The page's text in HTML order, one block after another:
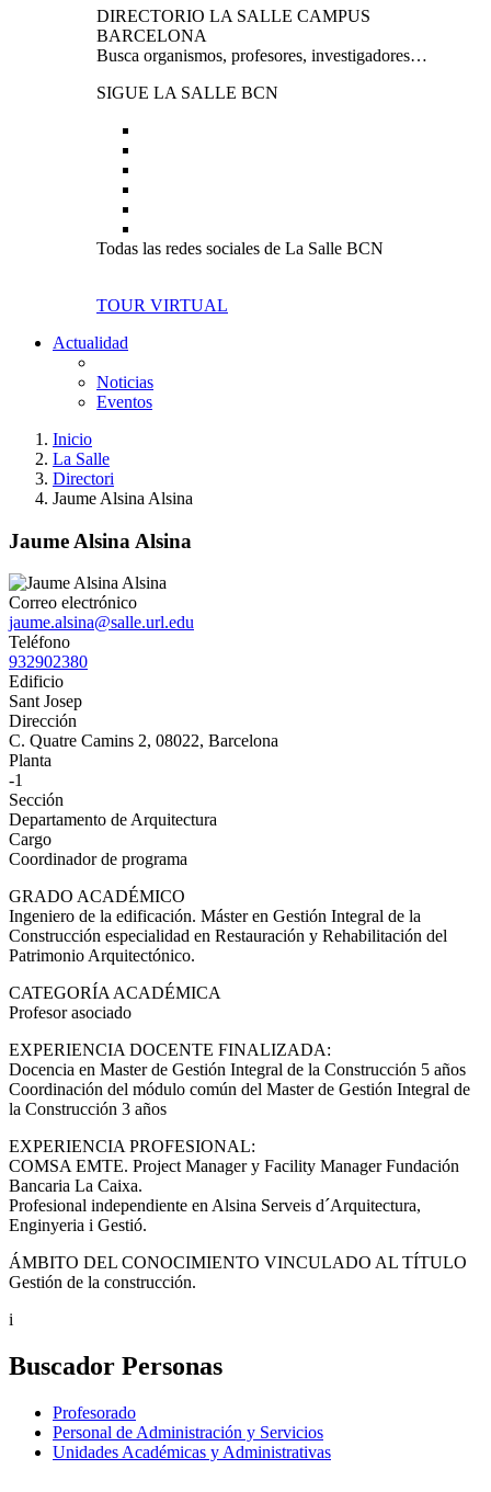
DIRECTORIO LA SALLE CAMPUS
BARCELONA
Busca organismos, profesores, investigadores…
SIGUE LA SALLE BCN
Todas las redes sociales de La Salle BCN
TOUR VIRTUAL
Actualidad
Noticias
Eventos
Inicio
La Salle
Directori
Jaume Alsina Alsina
Jaume Alsina Alsina
Correo electrónico
jaume.alsina@salle.url.edu
Teléfono
932902380
Edificio
Sant Josep
Dirección
C. Quatre Camins 2, 08022, Barcelona
Planta
-1
Sección
Departamento de Arquitectura
Cargo
Coordinador de programa
GRADO ACADÉMICO
Ingeniero de la edificación. Máster en Gestión Integral de la
Construcción especialidad en Restauración y Rehabilitación del
Patrimonio Arquitectónico.
CATEGORÍA ACADÉMICA
Profesor asociado
EXPERIENCIA DOCENTE FINALIZADA:
Docencia en Master de Gestión Integral de la Construcción 5 años
Coordinación del módulo común del Master de Gestión Integral de
la Construcción 3 años
EXPERIENCIA PROFESIONAL:
COMSA EMTE. Project Manager y Facility Manager Fundación
Bancaria La Caixa.
Profesional independiente en Alsina Serveis d´Arquitectura,
Enginyeria i Gestió.
ÁMBITO DEL CONOCIMIENTO VINCULADO AL TÍTULO
Gestión de la construcción.
i
Buscador Personas
Profesorado
Personal de Administración y Servicios
Unidades Académicas y Administrativas